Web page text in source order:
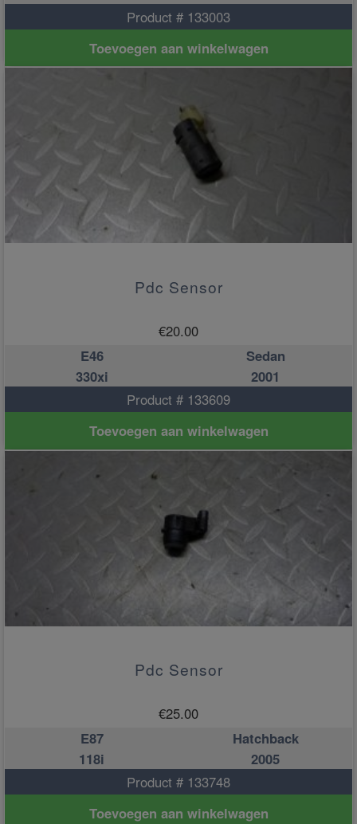
Product # 133003
Toevoegen aan winkelwagen
Pdc Sensor
€20.00
E46
Sedan
330xi
2001
Product # 133609
Toevoegen aan winkelwagen
Pdc Sensor
€25.00
E87
Hatchback
118i
2005
Product # 133748
Toevoegen aan winkelwagen